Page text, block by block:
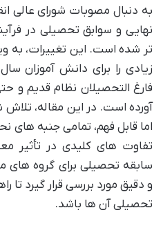
به دنبال مصوبات شورای عالی
نهایی و سوابق تحصیلی در
زیادی را برای دانش آموزان
فارغ التحصیلان نظام قدیم و
آورده است. در این مقاله،
تفاوت های کلیدی در تأثیر
سابقه تحصیلی برای گروه های
و دقیق مورد بررسی قرار گیرد تا
تحصیلی آن ها باشد.